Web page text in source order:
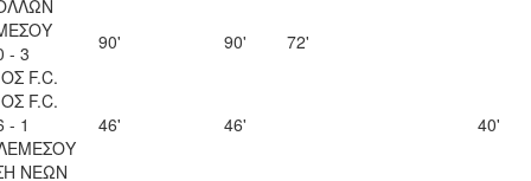
- 3
F.C.
90' 90' 72'
F.C.
- 1
46' 46'
40'
ΝΕΩΝ